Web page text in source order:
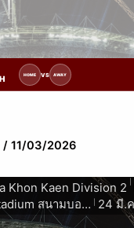
HOME VS AWAY
| รอข้อมูลทีมแข่งขัน
/ 11/03/2026
Khon Kaen Division 2
Major Arena Stadium สนามบอลหญ้าเทียมในร่มขอนแก่น 24 มี.